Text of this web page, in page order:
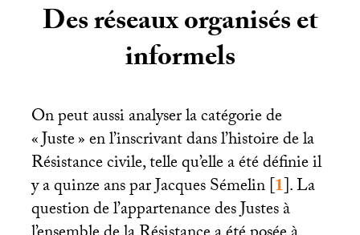
Des réseaux organisés et
informels
On peut aussi analyser la catégorie de
«Juste» en l’inscrivant dans l’histoire de la
Résistance civile, telle qu’elle a été définie il
y a quinze ans par Jacques Sémelin[1]. La
question de l’appartenance des Justes à